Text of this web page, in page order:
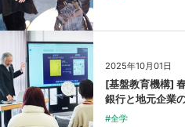
2025年10月01日
[基盤教育機構]
銀行と地元企業
#全学